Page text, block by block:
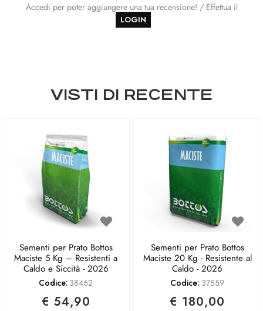
Accedi per poter aggiungere una tua recensione! / Effettua il
LOGIN
VISTI DI RECENTE
Sementi per Prato Bottos
Maciste 5 Kg – Resistenti a
Caldo e Siccità - 2026
Codice: 38462
€ 54,90
Sementi per Prato Bottos
Maciste 20 Kg - Resistente al
Caldo - 2026
Codice: 37559
€ 180,00